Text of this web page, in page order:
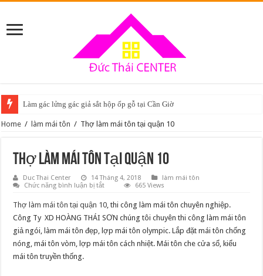
Làm gác lửng gác giả sắt hộp ốp gỗ tại Cần Giờ
Home / làm mái tôn / Thợ làm mái tôn tại quận 10
Thợ làm mái tôn tại quận 10
Duc Thai Center 14 Tháng 4, 2018
làm mái tôn
Chức năng bình luận bị tắtở
làm
mái
tôn
tại
quận
665 Views
Thợ làm mái tôn tại quận 10, thi công làm mái tôn chuyên nghiệp.
Công Ty XD HOÀNG THÁI SƠN chúng tôi chuyên thi công làm mái tôn
giả ngói, làm mái tôn đẹp, lợp mái tôn olympic. Lắp đặt mái tôn chống
nóng, mái tôn vòm, lợp mái tôn cách nhiệt. Mái tôn che cửa sổ, kiểu
mái tôn truyền thống.